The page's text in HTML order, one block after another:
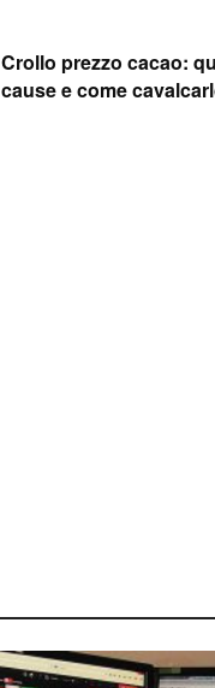
Crollo prezzo cacao:
cause e come